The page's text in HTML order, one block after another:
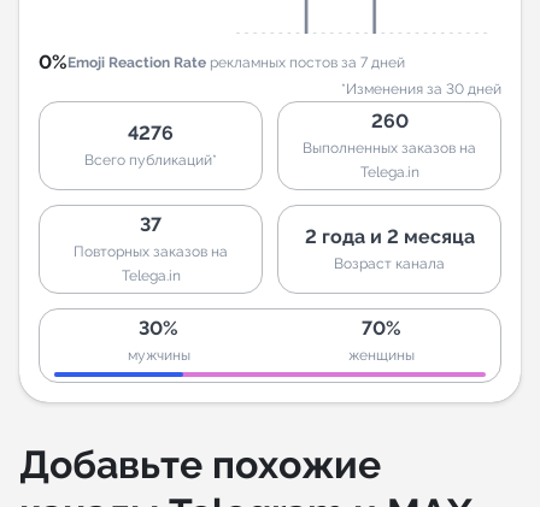
0%Emoji Reaction Rate рекламных постов за 7 дней
*Изменения за 30 дней
4276
Всего публикаций*
260
Выполненных заказов на
Telega.in
37
Повторных заказов на
Telega.in
2 года и 2 месяца
Возраст канала
30%
мужчины
70%
женщины
Добавьте похожие